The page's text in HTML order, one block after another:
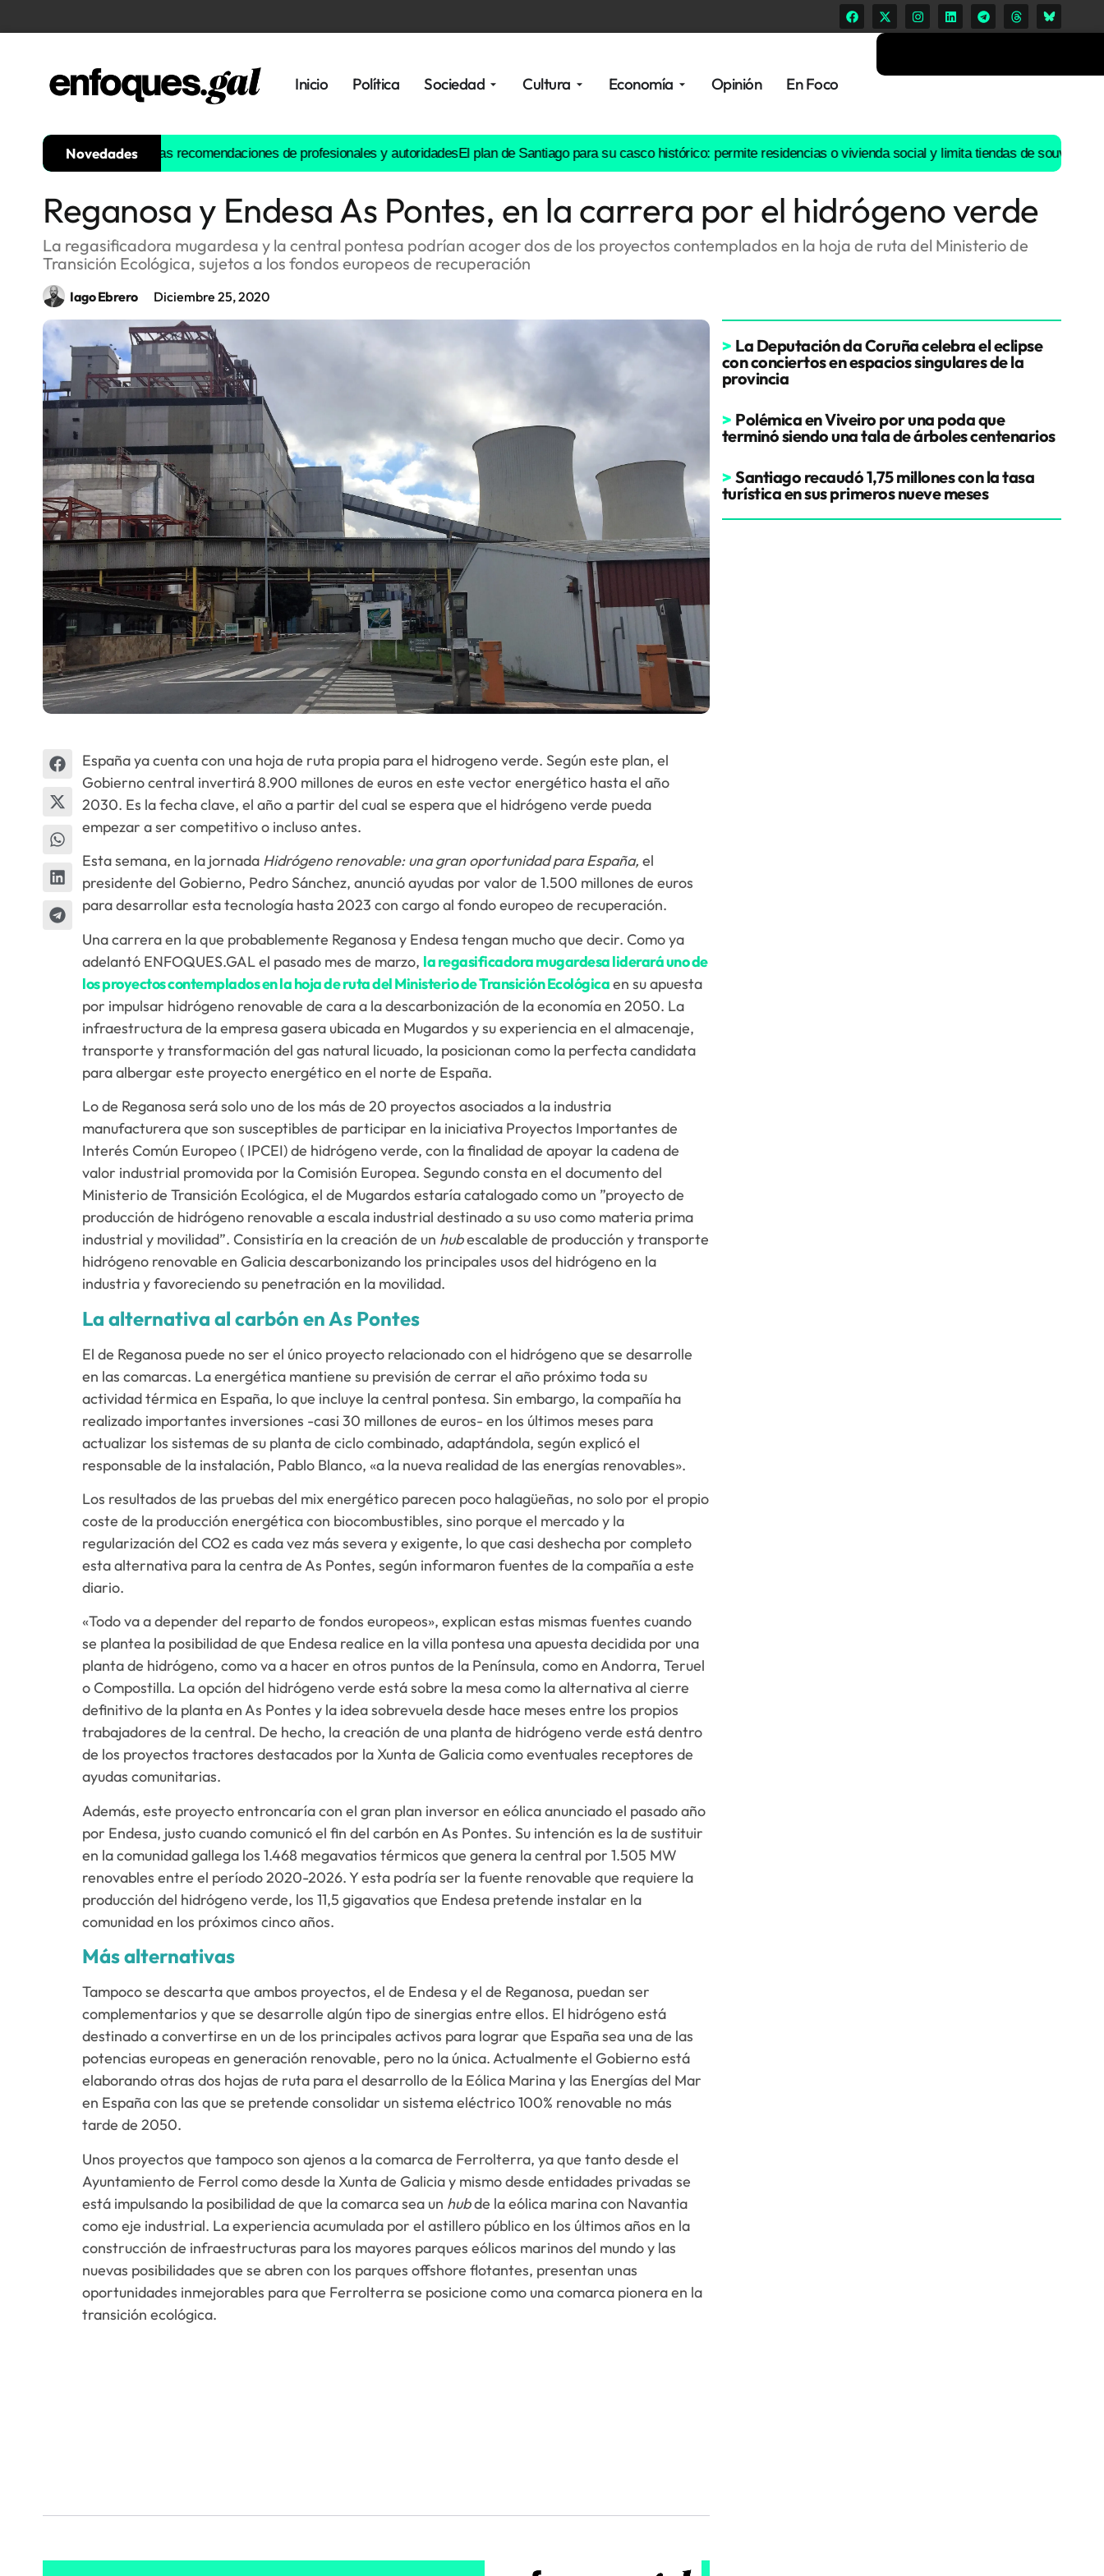
Inicio Política Sociedad Cultura Economía Opinión En Foco
Tendencias
Memoria
Histórica
Gastronomía
Escenarios
Sostenibilidad
Innova
Novedades
siglo: estas son las recomendaciones de profesionales y autoridadesEl plan de Santiago para su casco histórico: permite residencias o vivienda social y limita tiendas de souvenirs o
Reganosa y Endesa As Pontes, en la carrera por el hidrógeno verde
La regasificadora mugardesa y la central pontesa podrían acoger dos de los proyectos contemplados en la hoja de ruta del Ministerio de
Transición Ecológica, sujetos a los fondos europeos de recuperación
Iago Ebrero Diciembre 25, 2020
España ya cuenta con una hoja de ruta propia para el hidrogeno verde. Según este plan, el
Gobierno central invertirá 8.900 millones de euros en este vector energético hasta el año
2030. Es la fecha clave, el año a partir del cual se espera que el hidrógeno verde pueda
empezar a ser competitivo o incluso antes.
Esta semana, en la jornada Hidrógeno renovable: una gran oportunidad para España,el
presidente del Gobierno, Pedro Sánchez, anunció ayudas por valor de 1.500 millones de euros
para desarrollar esta tecnología hasta 2023 con cargo al fondo europeo de recuperación.
Una carrera en la que probablemente Reganosa y Endesa tengan mucho que decir. Como ya
adelantó ENFOQUES.GAL el pasado mes de marzo, la regasificadora mugardesa liderará uno de
los proyectos contemplados en la hoja de ruta del Ministerio de Transición Ecológicaen su apuesta
por impulsar hidrógeno renovable de cara a la descarbonización de la economía en 2050. La
infraestructura de la empresa gasera ubicada en Mugardos y su experiencia en el almacenaje,
transporte y transformación del gas natural licuado, la posicionan como la perfecta candidata
para albergar este proyecto energético en el norte de España.
Lo de Reganosa será solo uno de los más de 20 proyectos asociados a la industria
manufacturera que son susceptibles de participar en la iniciativa Proyectos Importantes de
Interés Común Europeo ( IPCEI) de hidrógeno verde, con la finalidad de apoyar la cadena de
valor industrial promovida por la Comisión Europea. Segundo consta en el documento del
Ministerio de Transición Ecológica, el de Mugardos estaría catalogado como un ”proyecto de
producción de hidrógeno renovable a escala industrial destinado a su uso como materia prima
industrial y movilidad”. Consistiría en la creación de un hubescalable de producción y transporte
hidrógeno renovable en Galicia descarbonizando los principales usos del hidrógeno en la
industria y favoreciendo su penetración en la movilidad.
La alternativa al carbón en As Pontes
El de Reganosa puede no ser el único proyecto relacionado con el hidrógeno que se desarrolle
en las comarcas. La energética mantiene su previsión de cerrar el año próximo toda su
actividad térmica en España, lo que incluye la central pontesa. Sin embargo, la compañía ha
realizado importantes inversiones -casi 30 millones de euros- en los últimos meses para
actualizar los sistemas de su planta de ciclo combinado, adaptándola, según explicó el
responsable de la instalación, Pablo Blanco, «a la nueva realidad de las energías renovables».
Los resultados de las pruebas del mix energético parecen poco halagüeñas, no solo por el propio
coste de la producción energética con biocombustibles, sino porque el mercado y la
regularización del CO2 es cada vez más severa y exigente, lo que casi deshecha por completo
esta alternativa para la centra de As Pontes, según informaron fuentes de la compañía a este
diario.
«Todo va a depender del reparto de fondos europeos», explican estas mismas fuentes cuando
se plantea la posibilidad de que Endesa realice en la villa pontesa una apuesta decidida por una
planta de hidrógeno, como va a hacer en otros puntos de la Península, como en Andorra, Teruel
o Compostilla. La opción del hidrógeno verde está sobre la mesa como la alternativa al cierre
definitivo de la planta en As Pontes y la idea sobrevuela desde hace meses entre los propios
trabajadores de la central. De hecho, la creación de una planta de hidrógeno verde está dentro
de los proyectos tractores destacados por la Xunta de Galicia como eventuales receptores de
ayudas comunitarias.
Además, este proyecto entroncaría con el gran plan inversor en eólica anunciado el pasado año
por Endesa, justo cuando comunicó el fin del carbón en As Pontes. Su intención es la de sustituir
en la comunidad gallega los 1.468 megavatios térmicos que genera la central por 1.505 MW
renovables entre el período 2020-2026. Y esta podría ser la fuente renovable que requiere la
producción del hidrógeno verde, los 11,5 gigavatios que Endesa pretende instalar en la
comunidad en los próximos cinco años.
Más alternativas
Tampoco se descarta que ambos proyectos, el de Endesa y el de Reganosa, puedan ser
complementarios y que se desarrolle algún tipo de sinergias entre ellos. El hidrógeno está
destinado a convertirse en un de los principales activos para lograr que España sea una de las
potencias europeas en generación renovable, pero no la única. Actualmente el Gobierno está
elaborando otras dos hojas de ruta para el desarrollo de la Eólica Marina y las Energías del Mar
en España con las que se pretende consolidar un sistema eléctrico 100% renovable no más
tarde de 2050.
Unos proyectos que tampoco son ajenos a la comarca de Ferrolterra, ya que tanto desde el
Ayuntamiento de Ferrol como desde la Xunta de Galicia y mismo desde entidades privadas se
está impulsando la posibilidad de que la comarca sea un hubde la eólica marina con Navantia
como eje industrial. La experiencia acumulada por el astillero público en los últimos años en la
construcción de infraestructuras para los mayores parques eólicos marinos del mundo y las
nuevas posibilidades que se abren con los parques offshore flotantes, presentan unas
oportunidades inmejorables para que Ferrolterra se posicione como una comarca pionera en la
transición ecológica.
> La Deputación da Coruña celebra el eclipse
con conciertos en espacios singulares de la
provincia
> Polémica en Viveiro por una poda que
terminó siendo una tala de árboles centenarios
> Santiago recaudó 1,75 millones con la tasa
turística en sus primeros nueve meses